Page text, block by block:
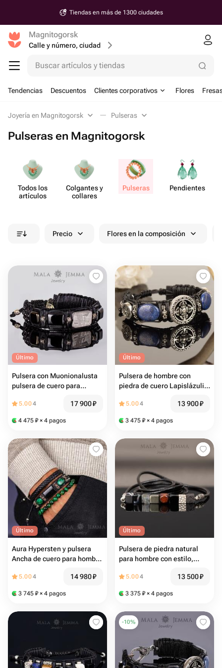
Tiendas en más de 1300 ciudades
Magnitogorsk
Calle y número, ciudad
Buscar artículos y tiendas
Tendencias Descuentos Clientes corporativos Flores
Joyería en Magnitogorsk Pulseras
Pulseras en Magnitogorsk
Todos los
artículos
Colgantes y
collares
Pulseras Pend​ientes
Precio Flores en la composición
Último
Pulsera con Muonionalusta
pulsera de cuero para
Onyx
5.004 17 900₽
4 475 ₽ × 4 pagos
Último
Pulsera de hombre con
piedra de cuero Lapislázuli
5.004 13 900₽
3 475 ₽ × 4 pagos
Último
Aura Hypersten y pulsera
Ancha de cuero para hombre
5.004 14 980₽
3 745 ₽ × 4 pagos
Último
Pulsera de piedra natural
para hombre con estilo,
5.004 13 500₽
3 375 ₽ × 4 pagos
-10%